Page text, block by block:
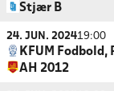
Stjær B
24. JUN. 202419:00
KFUM Fodbold,
AH 2012